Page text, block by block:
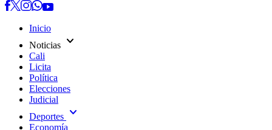
Inicio
Noticias expand_more
Cali
Licita
Política
Elecciones
Judicial
Deportes expand_more
Economía